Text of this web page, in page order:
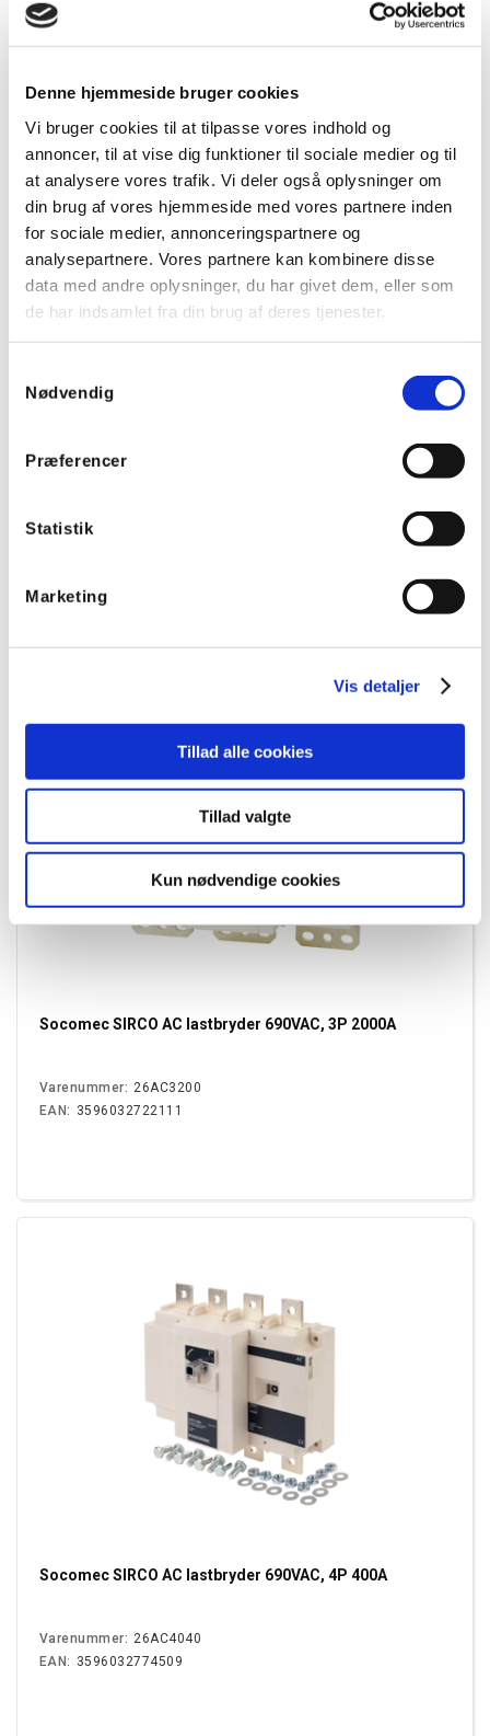
Denne hjemmeside bruger cookies
Vi bruger cookies til at tilpasse vores indhold og
annoncer, til at vise dig funktioner til sociale medier og til
at analysere vores trafik. Vi deler også oplysninger om
din brug af vores hjemmeside med vores partnere inden
for sociale medier, annonceringspartnere og
analysepartnere. Vores partnere kan kombinere disse
data med andre oplysninger, du har givet dem, eller som
de har indsamlet fra din brug af deres tjenester.
Nødvendig
Præferencer
Statistik
Marketing
Vis detaljer
Tillad alle cookies
Tillad valgte
Kun nødvendige cookies
EAN:
Socomec SIRCO lastbryder 415VAC / 500VDC, 4P 5000A
Varenummer:
Socomec SIRCO AC lastbryder 690VAC, 3P 2000A
Varenummer: 26AC3200
EAN: 3596032722111
Socomec SIRCO AC lastbryder 690VAC, 4P 400A
Varenummer: 26AC4040
EAN: 3596032774509